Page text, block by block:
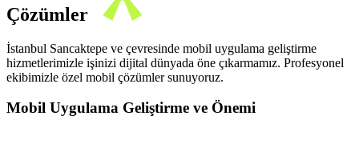
Çözümler
İstanbul Sancaktepe ve çevresinde mobil uygulama geliştirme
hizmetlerimizle işinizi dijital dünyada öne çıkarmamız. Profesyonel
ekibimizle özel mobil çözümler sunuyoruz.
Mobil Uygulama Geliştirme ve Önemi